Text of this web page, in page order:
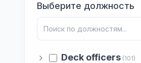
Выберите должность
Deck officers (101)